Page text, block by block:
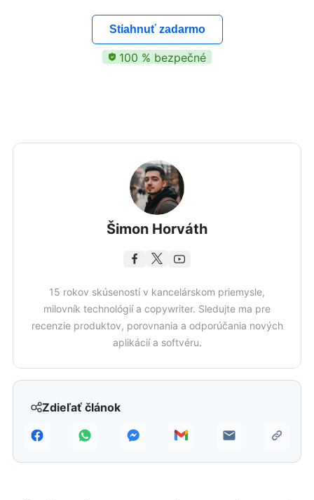
Zdieľať článok
Stiahnuť zadarmo
100 % bezpečné
Šimon Horváth
15 rokov skúseností v kancelárskom priemysle,
milovník technológií a copywriter. Sledujte ma pre
recenzie produktov, porovnania a odporúčania nových
aplikácií a softvéru.